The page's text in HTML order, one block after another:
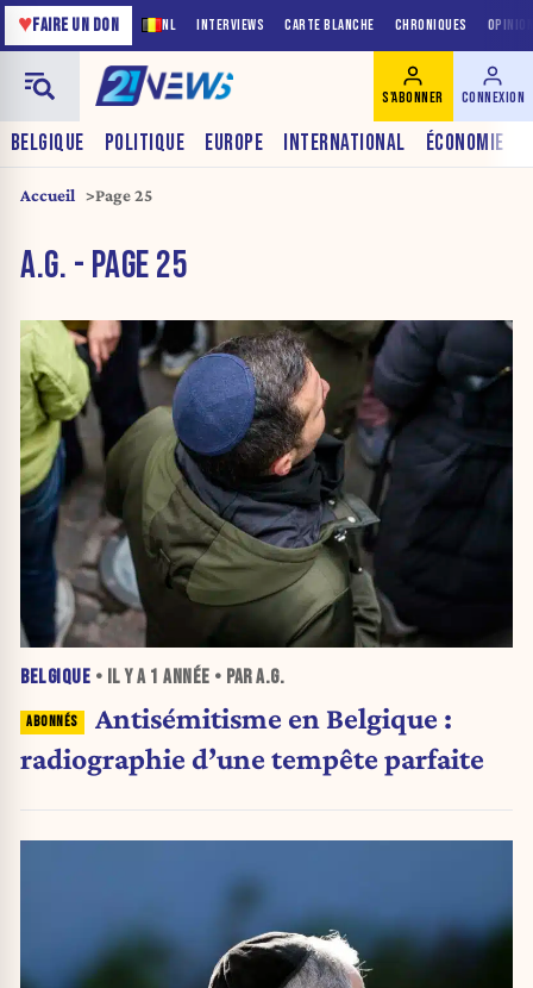
NL INTERVIEWS CARTE BLANCHE CHRONIQUES
♥FAIRE UN DON
BELGIQUE POLITIQUE EUROPE INTERNATIONAL ÉCONOMIE
S'ABONNER CONNEXION
Accueil Page 25
A.G. - PAGE 25
BELGIQUE • IL Y A 1 ANNÉE • PAR A.G.
Antisémitisme en Belgique :
radiographie d’une tempête parfaite